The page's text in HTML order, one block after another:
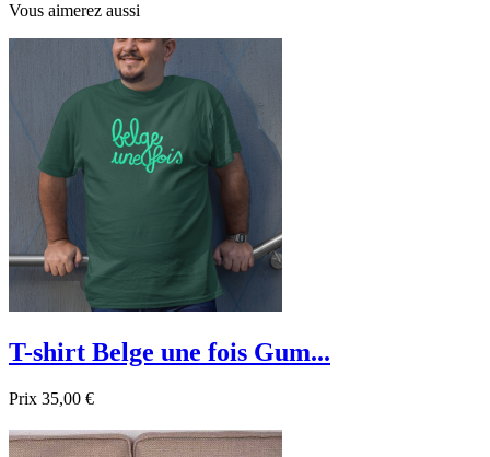
Vous aimerez aussi
T-shirt Belge une fois Gum...
Prix 35,00 €